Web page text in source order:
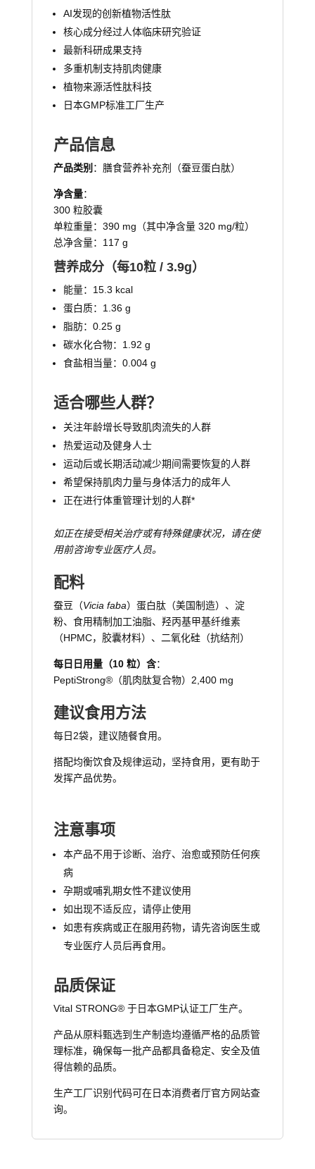
AI发现的创新植物活性肽
核心成分经过人体临床研究验证
最新科研成果支持
多重机制支持肌肉健康
植物来源活性肽科技
日本GMP标准工厂生产
产品信息
产品类别 ：膳食营养补充剂（蚕豆蛋白肽）
净含量：
300 粒胶囊
单粒重量：390 mg（其中净含量 320 mg/粒）
总净含量：117 g
营养成分（每10粒 / 3.9g）
能量：15.3 kcal
蛋白质：1.36 g
脂肪：0.25 g
碳水化合物：1.92 g
食盐相当量：0.004 g
适合哪些人群？
关注年龄增长导致肌肉流失的人群
热爱运动及健身人士
运动后或长期活动减少期间需要恢复的人群
希望保持肌肉力量与身体活力的成年人
正在进行体重管理计划的人群*
如正在接受相关治疗或有特殊健康状况，请在使
用前咨询专业医疗人员。
配料
蚕豆（Vicia faba）蛋白肽（美国制造）、淀
粉、食用精制加工油脂、羟丙基甲基纤维素
（HPMC，胶囊材料）、二氧化硅（抗结剂）
每日日用量（10 粒）含：
PeptiStrong®（肌肉肽复合物）2,400 mg
建议食用方法
每日2袋，建议随餐食用。
搭配均衡饮食及规律运动，坚持食用，更有助于
发挥产品优势。
注意事项
本产品不用于诊断、治疗、治愈或预防任何疾
病
孕期或哺乳期女性不建议使用
如出现不适反应，请停止使用
如患有疾病或正在服用药物，请先咨询医生或
专业医疗人员后再食用。
品质保证
Vital STRONG® 于日本GMP认证工厂生产。
产品从原料甄选到生产制造均遵循严格的品质管
理标准，确保每一批产品都具备稳定、安全及值
得信赖的品质。
生产工厂识别代码可在日本消费者厅官方网站查
询。